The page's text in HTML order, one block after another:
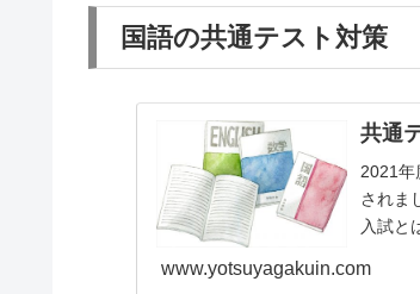
国語の共通テスト対策
共通
2021年
されま
入試と
www.yotsuyagakuin.com